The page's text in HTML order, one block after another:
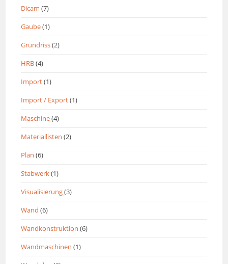
Dicam (7)
Gaube(1)
Grundriss(2)
HRB(4)
Import(1)
Import / Export(1)
Maschine(4)
Materiallisten (2)
Plan (6)
Stabwerk(1)
Visualisierung(3)
Wand (6)
Wandkonstruktion (6)
Wandmaschinen (1)